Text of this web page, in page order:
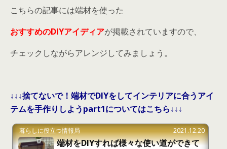
こちらの記事には端材を使った
おすすめのDIYアイディアが掲載されていますので、
チェックしながらアレンジしてみましょう。
↓↓↓捨てないで！端材でDIYをしてインテリアに合うアイ
テムを手作りしようpart1についてはこちら↓↓↓
暮らしに役立つ情報局 2021.12.20
端材をDIYすれば様々な使い道ができて